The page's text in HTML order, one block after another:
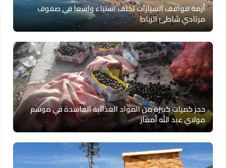
أزمة مواقف السيارات تخلف استياء واسعا في صفوف
مرتادي شاطئ الرباط
حجز كميات كبيرة من المواد الغذائية الفاسدة في موسم
مولاي عبد الله أمغار